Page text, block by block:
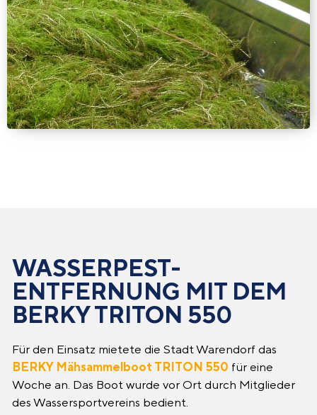
WASSERPEST-
ENTFERNUNG MIT DEM
BERKY TRITON 550
Für den Einsatz mietete die Stadt Warendorf das
BERKY Mähsammelboot TRITON 550 für eine
Woche an. Das Boot wurde vor Ort durch Mitglieder
des Wassersportvereins bedient.